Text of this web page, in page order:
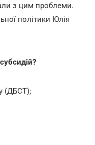
з цим проблеми.
політики Юлія
?
(ДБСТ);